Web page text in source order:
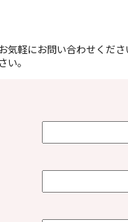
軽にお問い合わせくださ
。